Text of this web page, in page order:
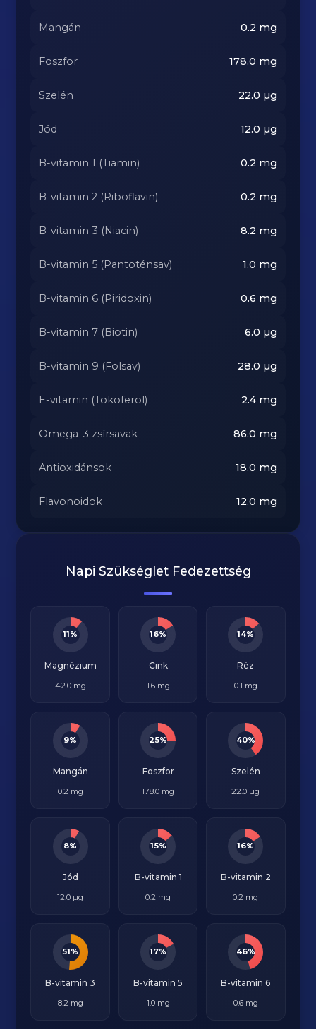
Mangán 0.2 mg
Foszfor 178.0 mg
Szelén 22.0 µg
Jód 12.0 µg
B-vitamin 1 (Tiamin) 0.2 mg
B-vitamin 2 (Riboflavin) 0.2 mg
B-vitamin 3 (Niacin) 8.2 mg
B-vitamin 5 (Pantoténsav) 1.0 mg
B-vitamin 6 (Piridoxin) 0.6 mg
B-vitamin 7 (Biotin) 6.0 µg
B-vitamin 9 (Folsav) 28.0 µg
E-vitamin (Tokoferol) 2.4mg
Omega-3 zsírsavak 86.0 mg
Antioxidánsok 18.0 mg
Flavonoidok 12.0 mg
Napi Szükséglet Fedezettség
11%
Magnézium
42.0 mg
16%
Cink
1.6 mg
14%
Réz
0.1 mg
9%
Mangán
0.2 mg
25%
Foszfor
178.0 mg
40%
Szelén
22.0 µg
8%
Jód
12.0 µg
15%
B-vitamin 1
0.2 mg
16%
B-vitamin 2
0.2 mg
51%
B-vitamin 3
8.2 mg
17%
B-vitamin 5
1.0 mg
46%
B-vitamin 6
0.6 mg